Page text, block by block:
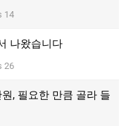
14
나왔습니다
26
원, 필요한 만큼 골라 들